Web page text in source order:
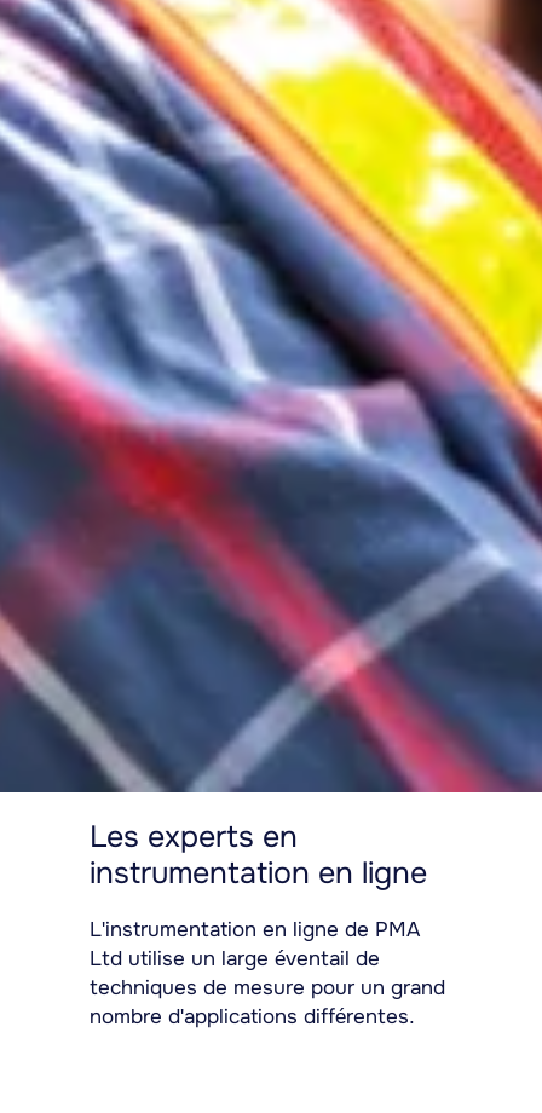
Les experts en
instrumentation en ligne
L'instrumentation en ligne de PMA
Ltd utilise un large éventail de
techniques de mesure pour un grand
nombre d'applications différentes.